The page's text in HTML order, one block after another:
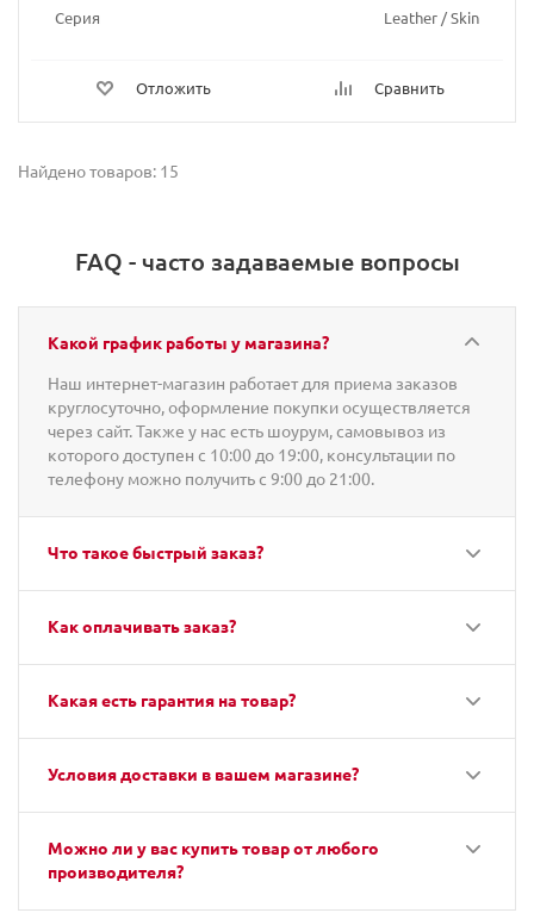
Серия
Leather / Skin
Отложить Сравнить
Найдено товаров: 15
FAQ - часто задаваемые вопросы
Какой график работы у магазина?
Наш интернет-магазин работает для приема заказов
круглосуточно, оформление покупки осуществляется
через сайт. Также у нас есть шоурум, самовывоз из
которого доступен с 10:00 до 19:00, консультации по
телефону можно получить с 9:00 до 21:00.
Что такое быстрый заказ?
Как оплачивать заказ?
Какая есть гарантия на товар?
Условия доставки в вашем магазине?
Можно ли у вас купить товар от любого
производителя?